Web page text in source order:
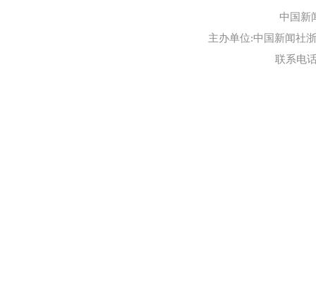
中国新
主办单位:中国新闻社
联系电